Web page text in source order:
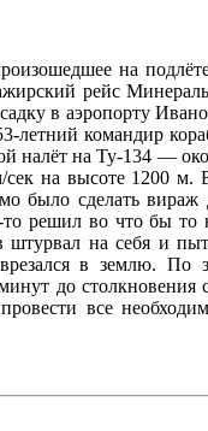
на
рейс
в аэропорту
летний командир
на Ту-134 —
сек на высоте 1200 м.
сделать вираж
решил во что бы
на себя и
в землю. По
до столкновения
все